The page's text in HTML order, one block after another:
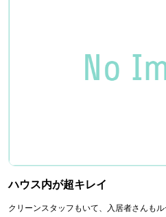
ハウス内が超キレイ
クリーンスタッフもいて、入居者さんも